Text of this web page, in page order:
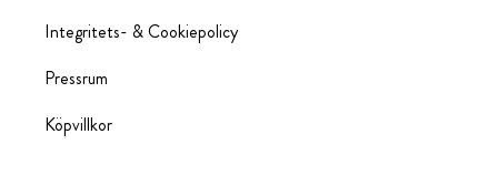
Integritets- & Cookiepolicy
Pressrum
Köpvillkor